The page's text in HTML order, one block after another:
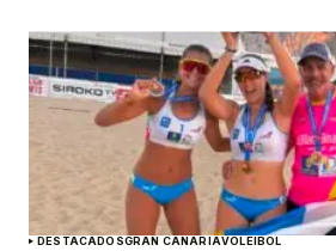
DESTACADOSGRAN CANARIAVOLEIBOL